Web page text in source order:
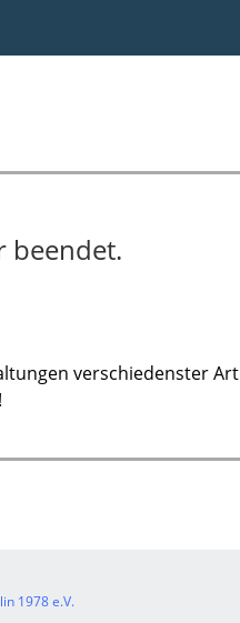
beendet.
verschiedenster Art
1978 e.V.